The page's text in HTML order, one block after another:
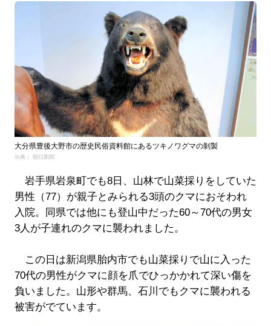
大分県豊後大野市の歴史民俗資料館にあるツキノワグマの剝製
出典： 朝日新聞
岩手県岩泉町でも8日、山林で山菜採りをしていた
男性（77）が親子とみられる3頭のクマにおそわれ
入院。同県では他にも登山中だった60～70代の男女
3人が子連れのクマに襲われました。
この日は新潟県胎内市でも山菜採りで山に入った
70代の男性がクマに顔を爪でひっかかれて深い傷を
負いました。山形や群馬、石川でもクマに襲われる
被害がでています。